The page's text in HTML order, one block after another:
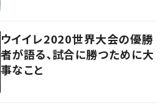
ウイイレ2020世界大会の優勝
者が語る、試合に勝つために大
事なこと